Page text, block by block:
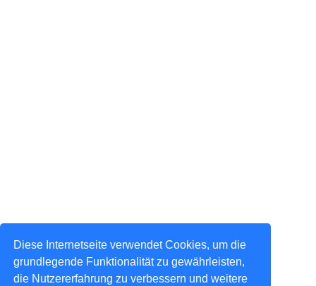
Diese Internetseite verwendet Cookies, um die
grundlegende Funktionalität zu gewährleisten,
die Nutzererfahrung zu verbessern und weitere